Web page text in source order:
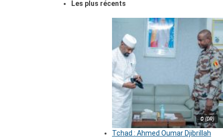
Les plus récents
© (DR)
Tchad : Ahmed Oumar Djibrillah